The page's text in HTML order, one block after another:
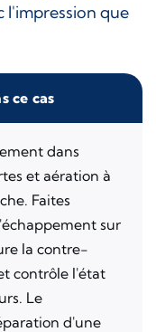
l'impression que
ce cas
dans
et aération à
Faites
sur
la contre-
contrôle l'état
Le
d'une